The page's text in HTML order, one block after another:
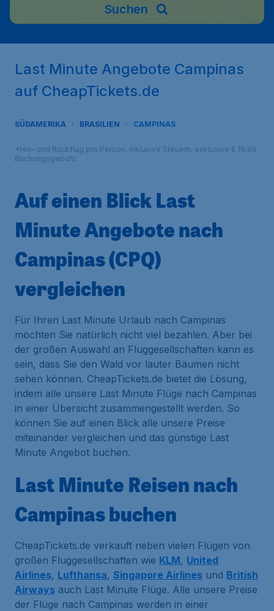
Suchen
Last Minute Angebote Campinas
auf CheapTickets.de
SÜDAMERIKA BRASILIEN CAMPINAS
*Hin- und Rückflug pro Person, inklusive Steuern, exklusive € 19,99
Buchungsgebühr.
Auf einen Blick Last
Minute Angebote nach
Campinas (CPQ)
vergleichen
Für Ihren Last Minute Urlaub nach Campinas
möchten Sie natürlich nicht viel bezahlen. Aber bei
der großen Auswahl an Fluggesellschaften kann es
sein, dass Sie den Wald vor lauter Bäumen nicht
sehen können. CheapTickets.de bietet die Lösung,
indem alle unsere Last Minute Flüge nach Campinas
in einer Übersicht zusammengestellt werden. So
können Sie auf einen Blick alle unsere Preise
miteinander vergleichen und das günstige Last
Minute Angebot buchen.
Last Minute Reisen nach
Campinas buchen
CheapTickets.de verkauft neben vielen Flügen von
großen Fluggesellschaften wie KLM, United
Airlines, Lufthansa, Singapore Airlines und British
Airways auch Last Minute Flüge. Alle unsere Preise
der Flüge nach Campinas werden in einer